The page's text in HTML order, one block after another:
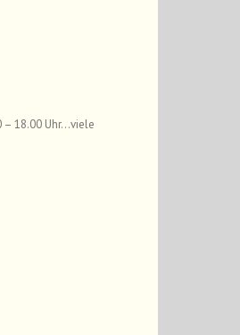
– 18.00 Uhr…viele